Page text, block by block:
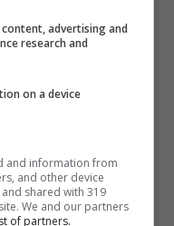
advertising and
research and
on a device
and information from
and other device
shared with 319
We and our partners
of partners.